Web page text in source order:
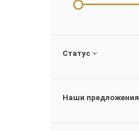
Статус
Наши предложения